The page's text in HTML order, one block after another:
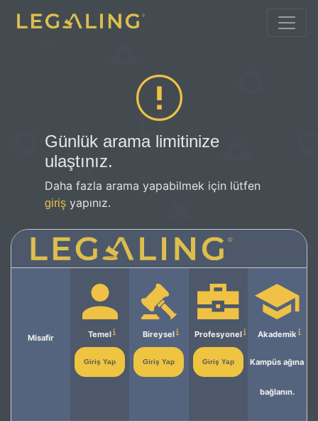
Günlük arama limitinize
ulaştınız.
Daha fazla arama yapabilmek için lütfen
giriş yapınız.
Misafir Temel
Giriş Yap
Bireysel
Giriş Yap
Profesyonel
Giriş Yap
Akademik
Kampüs ağına
bağlanın.